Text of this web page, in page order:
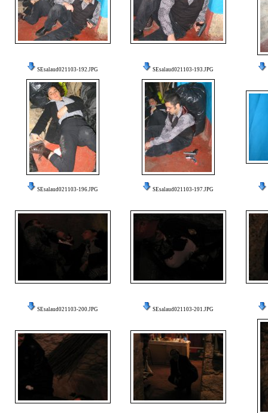
SEsalaud021103-192.JPG SEsalaud021103-193.JPG
SEsalaud021103-196.JPG SEsalaud021103-197.JPG
SEsalaud021103-200.JPG SEsalaud021103-201.JPG